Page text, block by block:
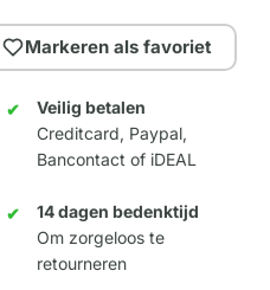
Markeren als favoriet
Veilig betalen
Creditcard, Paypal,
Bancontact of iDEAL
14 dagen bedenktijd
Om zorgeloos te
retourneren